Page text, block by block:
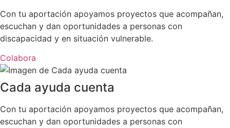
Con tu aportación apoyamos proyectos que acompañan,
escuchan y dan oportunidades a personas con
discapacidad y en situación vulnerable.
Colabora
Cada ayuda cuenta
Con tu aportación apoyamos proyectos que acompañan,
escuchan y dan oportunidades a personas con